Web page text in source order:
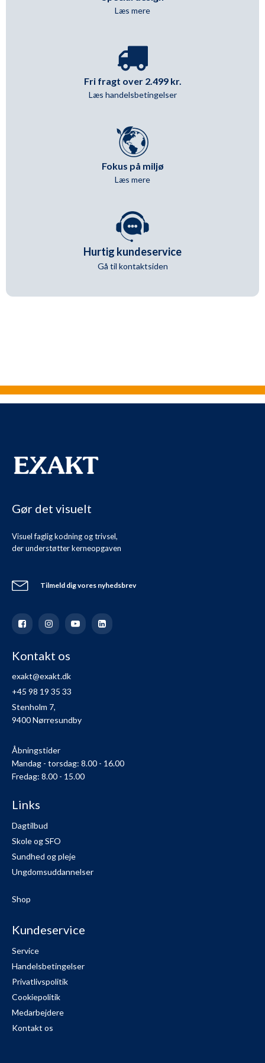
Læs mere
Fri fragt over 2.499 kr.
Læs handelsbetingelser
Fokus på miljø
Læs mere
Hurtig kundeservice
Gå til kontaktsiden
Gør det visuelt
Visuel faglig kodning og trivsel,
der understøtter kerneopgaven
Tilmeld dig vores nyhedsbrev
Kontakt os
exakt@exakt.dk
+45 98 19 35 33
Stenholm 7,
9400 Nørresundby
Åbningstider
Mandag - torsdag: 8.00 - 16.00
Fredag: 8.00 - 15.00
Links
Dagtilbud
Skole og SFO
Sundhed og pleje
Ungdomsuddannelser
Shop
Kundeservice
Service
Handelsbetingelser
Privatlivspolitik
Cookiepolitik
Medarbejdere
Kontakt os